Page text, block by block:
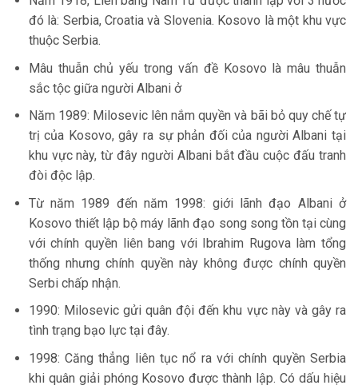
đó là: Serbia, Croatia và Slovenia. Kosovo là một khu vực
thuộc Serbia.
Mâu thuẫn chủ yếu trong vấn đề Kosovo là mâu thuẫn
sắc tộc giữa người Albani ở
Năm 1989: Milosevic lên nắm quyền và bãi bỏ quy chế tự
trị của Kosovo, gây ra sự phản đối của người Albani tại
khu vực này, từ đây người Albani bắt đầu cuộc đấu tranh
đòi độc lập.
Từ năm 1989 đến năm 1998: giới lãnh đạo Albani ở
Kosovo thiết lập bộ máy lãnh đạo song song tồn tại cùng
với chính quyền liên bang với Ibrahim Rugova làm tổng
thống nhưng chính quyền này không được chính quyền
Serbi chấp nhận.
1990: Milosevic gửi quân đội đến khu vực này và gây ra
tình trạng bạo lực tại đây.
1998: Căng thẳng liên tục nổ ra với chính quyền Serbia
khi quân giải phóng Kosovo được thành lập. Có dấu hiệu